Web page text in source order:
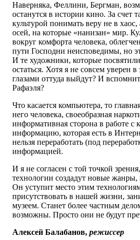
Наверняка, Феллини, Бергман,
останутся в истории кино. За счет
культурой понимать веру не в
осей, на которые «нанизан» мир.
вокруг комфорта человека,
пути Господни неисповедимы, но
И те художники, которые
остаться. Хотя я не совсем уверен
глазами оттуда выйдут? И
Рафаэля?
Что касается компьютера, то
него человека, своеобразная
информативная сторона в работе
информацию, которая есть в
нельзя переработать (под
информацией.
И я не согласен с той точкой
технологии создадут новые
Он уступит место этим
присутствовать в нашей жизни,
музеем. Станет более частным
возможны. Просто они не будут
Алексей Балабанов, режиссер